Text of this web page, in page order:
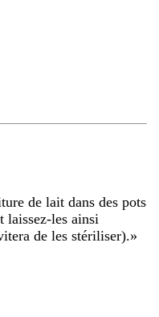
de lait dans des pots
laissez-les ainsi
de les stériliser).»